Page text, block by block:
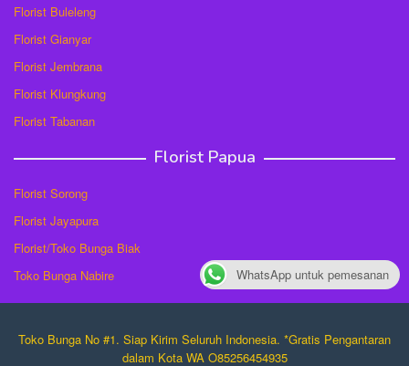
Florist Buleleng
Florist Gianyar
Florist Jembrana
Florist Klungkung
Florist Tabanan
Florist Papua
Florist Sorong
Florist Jayapura
Florist/Toko Bunga Biak
Toko Bunga Nabire
Toko Bunga No #1. Siap Kirim Seluruh Indonesia. *Gratis Pengantaran
dalam Kota WA O85256454935
WhatsApp untuk pemesanan